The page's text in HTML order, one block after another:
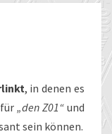
, in denen es
„den Z01“und
sein können.